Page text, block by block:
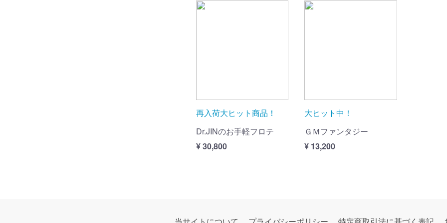
再入荷大ヒット商品！
Dr.JINのお手軽フロテ
¥ 30,800
大ヒット中！
ＧＭファンタジー
¥ 13,200